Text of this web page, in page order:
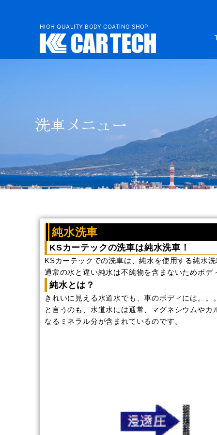
HIGH QUALITY BODY COATING SHOP
洗車メニュー
純水洗車
KSカーテックの洗車は純水洗車！
KSカーテックでの洗車は、純水を使用する純水
通常の水と違い純水は不純物を含まないためボデ
純水とは？
きれいに見える水道水でも、車のボディには。。
と言うのも、水道水には通常、マグネシウムや
なるミネラル分が含まれているのです。